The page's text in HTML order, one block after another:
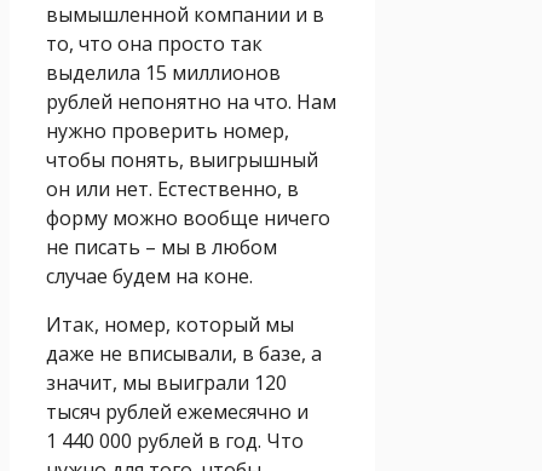
вымышленной компании и в
то, что она просто так
выделила 15 миллионов
рублей непонятно на что. Нам
нужно проверить номер,
чтобы понять, выигрышный
он или нет. Естественно, в
форму можно вообще ничего
не писать – мы в любом
случае будем на коне.
Итак, номер, который мы
даже не вписывали, в базе, а
значит, мы выиграли 120
тысяч рублей ежемесячно и
1 440 000 рублей в год. Что